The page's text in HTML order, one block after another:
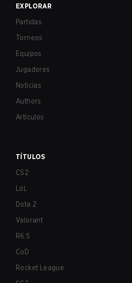
EXPLORAR
Partidas
Torneos
Equipos
Jugadores
Noticias
Authors
Artículos
TÍTULOS
CS2
LoL
Dota 2
Valorant
R6:S
CoD
Rocket League